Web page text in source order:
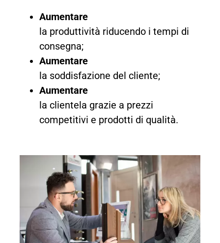
Aumentare
la produttività riducendo i tempi di
consegna;
Aumentare
la soddisfazione del cliente;
Aumentare
la clientela grazie a prezzi
competitivi e prodotti di qualità.